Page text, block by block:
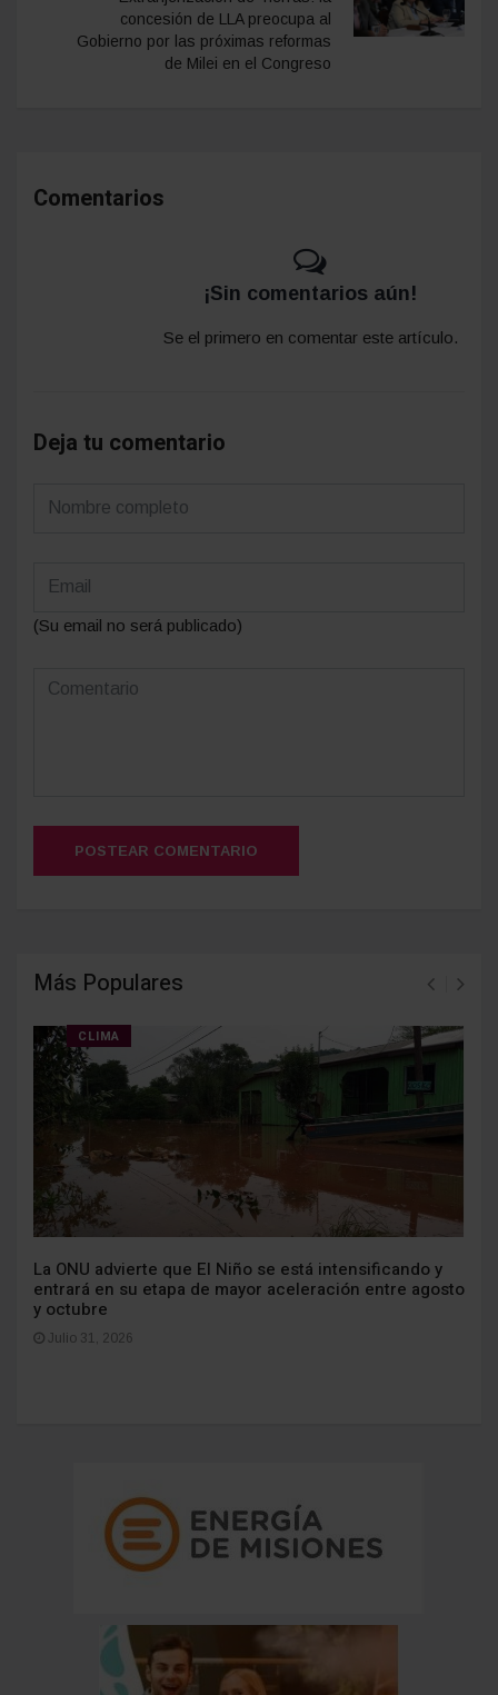
concesión de LLA preocupa al
Gobierno por las próximas reformas
de Milei en el Congreso
Comentarios
¡Sin comentarios aún!
Se el primero en comentar este artículo.
Deja tu comentario
(Su email no será publicado)
POSTEAR COMENTARIO
Más Populares
CLIMA
La ONU advierte que El Niño se está intensificando y
entrará en su etapa de mayor aceleración entre agosto
y octubre
Julio 31, 2026